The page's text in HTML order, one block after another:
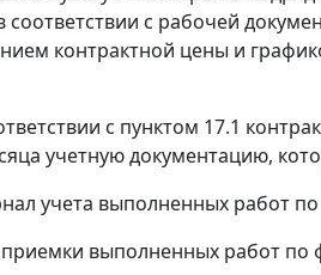
соответствии с рабочей
контрактной цены и
с пунктом 17.1
учетную документацию,
учета выполненных работ
приемки выполненных работ по